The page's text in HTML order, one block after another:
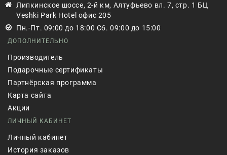
Липкинское шоссе, 2-й км, Алтуфьево вл. 7, стр. 1 БЦ
Veshki Park Hotel офис 205
Пн.-Пт. 09:00 до 18:00 Сб. 09:00 до 15:00
ДОПОЛНИТЕЛЬНО
Производитель
Подарочные сертификаты
Партнёрская программа
Карта сайта
Акции
ЛИЧНЫЙ КАБИНЕТ
Личный кабинет
История заказов